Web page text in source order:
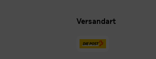
Versandart